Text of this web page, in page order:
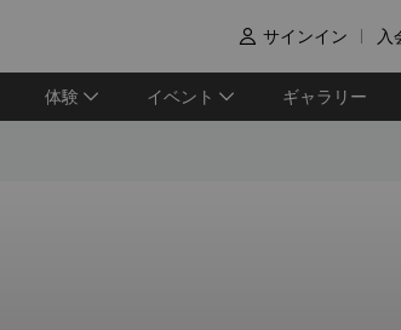
 サインイン 入
体験 イベント ギャラリー